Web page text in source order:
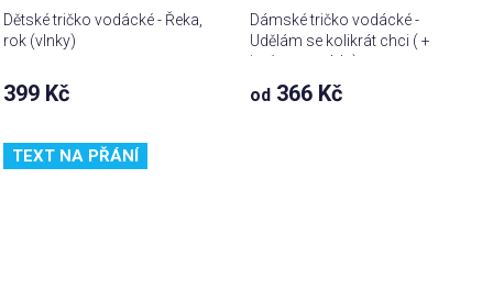
Dětské tričko vodácké - Řeka,
rok (vlnky)
399 Kč
Dámské tričko vodácké -
Udělám se kolikrát chci ( +
jméno na záda)
od 366 Kč
TEXT NA PŘÁNÍ